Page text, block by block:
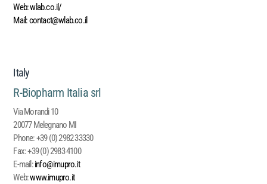
Web:wlab.co.il/
Mail:contact@wlab.co.il
Italy
R-Biopharm Italia srl
Via Morandi 10
20077 Melegnano MI
Phone:+39 (0) 2982 33330
Fax:+39 (0) 2983 4100
E-mail:info@imupro.it
Web:www.imupro.it